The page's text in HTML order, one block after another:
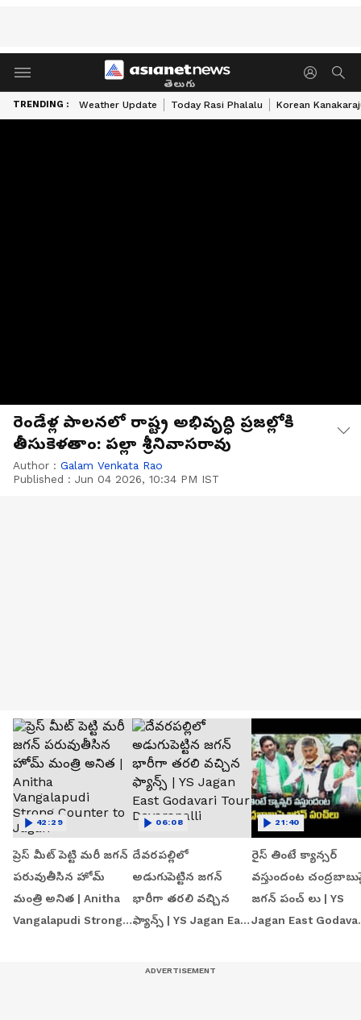
తెలుగు
TRENDING : Weather Update Today Rasi Phalalu Korean
రెండేళ్ల పాలనలో రాష్ట్ర అభివృద్ధి ప్రజల్లోకి
తీసుకెళతాం: పల్లా శ్రీనివాసరావు
Author : Galam Venkata Rao
Published : Jun 04 2026, 10:34 PM IST
ప్రెస్ మీట్ పెట్టి మరీ జగన్
పరువుతీసిన హోమ్
మంత్రి అనిత | Anitha
Vangalapudi Strong
42:29
దేవరపల్లిలో
అడుగుపెట్టిన జగన్
భారీగా తరలి వచ్చిన
ఫ్యాన్స్ | YS Jagan East
06:08
రైస్ తింటే క్యాన్సర్
వస్తుందంట
జగన్ పంచ్ లు | YS
Jagan East
21:40